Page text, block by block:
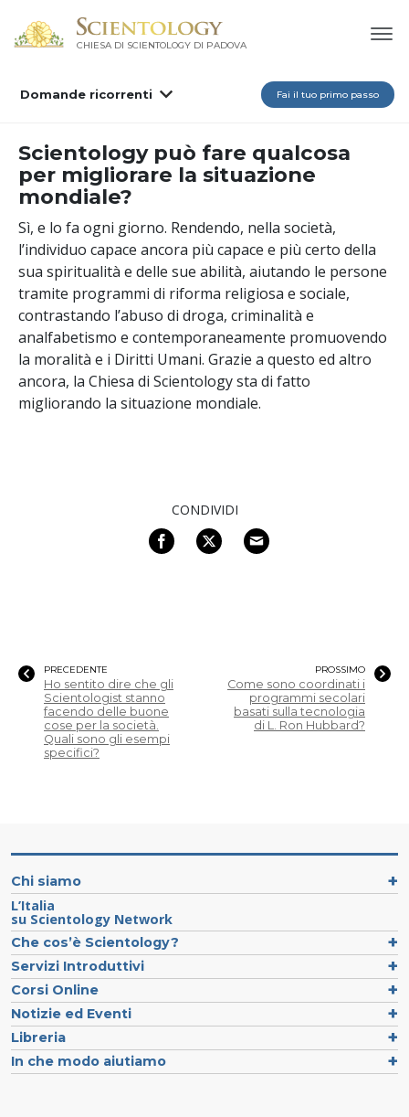
CHIESA DI SCIENTOLOGY DI PADOVA
Domande ricorrenti Fai il tuo primo passo
Scientology può fare qualcosa
per migliorare la situazione
mondiale?
Sì, e lo fa ogni giorno. Rendendo, nella società,
l’individuo capace ancora più capace e più certo della
sua spiritualità e delle sue abilità, aiutando le persone
tramite programmi di riforma religiosa e sociale,
contrastando l’abuso di droga, criminalità e
analfabetismo e contemporaneamente promuovendo
la moralità e i Diritti Umani. Grazie a questo ed altro
ancora, la Chiesa di Scientology sta di fatto
migliorando la situazione mondiale.
CONDIVIDI
PRECEDENTE
Ho sentito dire che gli
Scientologist stanno
facendo delle buone
cose per la società.
Quali sono gli esempi
specifici?
PROSSIMO
Come sono coordinati i
programmi secolari
basati sulla tecnologia
di L. Ron Hubbard?
Chi siamo
L’Italia
su Scientology Network
Che cos’è Scientology?
Servizi Introduttivi
Corsi Online
Notizie ed Eventi
Libreria
In che modo aiutiamo